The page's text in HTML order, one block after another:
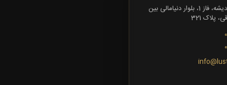
تهران، شهرک اندیشه، فاز 1، بلوار دنیامالی بین
پلاک 321